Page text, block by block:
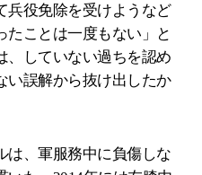
兵役免除を受けようなど
たことは一度もない」と
、していない過ちを認め
い誤解から抜け出したか
は、軍服務中に負傷しな